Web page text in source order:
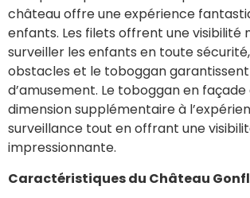
château offre une expérience
enfants. Les filets offrent une visibilité
surveiller les enfants en toute
obstacles et le toboggan garantissent
d’amusement. Le toboggan en
dimension supplémentaire à
surveillance tout en offrant une
impressionnante.
Caractéristiques du Château